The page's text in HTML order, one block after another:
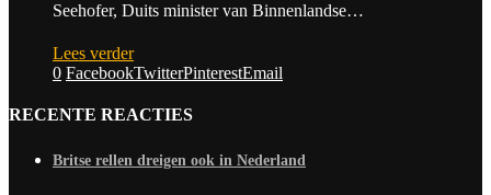
Seehofer, Duits minister van Binnenlandse…
Lees verder
0 FacebookTwitterPinterestEmail
RECENTE REACTIES
Britse rellen dreigen ook in Nederland